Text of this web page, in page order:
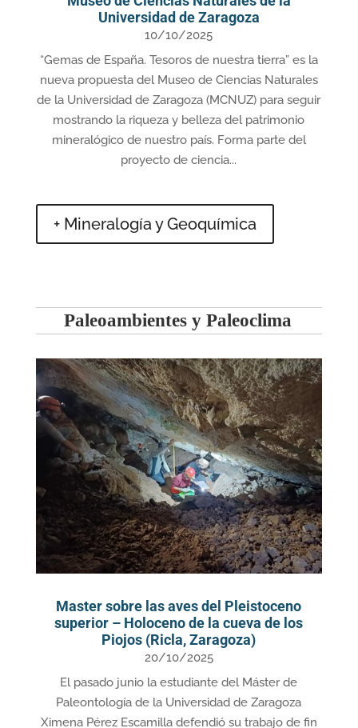
Universidad de Zaragoza
10/10/2025
“Gemas de España. Tesoros de nuestra tierra” es la
nueva propuesta del Museo de Ciencias Naturales
de la Universidad de Zaragoza (MCNUZ) para seguir
mostrando la riqueza y belleza del patrimonio
mineralógico de nuestro país. Forma parte del
proyecto de ciencia...
+ Mineralogía y Geoquímica
Paleoambientes y Paleoclima
Master sobre las aves del Pleistoceno
superior – Holoceno de la cueva de los
Piojos (Ricla, Zaragoza)
20/10/2025
El pasado junio la estudiante del Máster de
Paleontología de la Universidad de Zaragoza
Ximena Pérez Escamilla defendió su trabajo de fin